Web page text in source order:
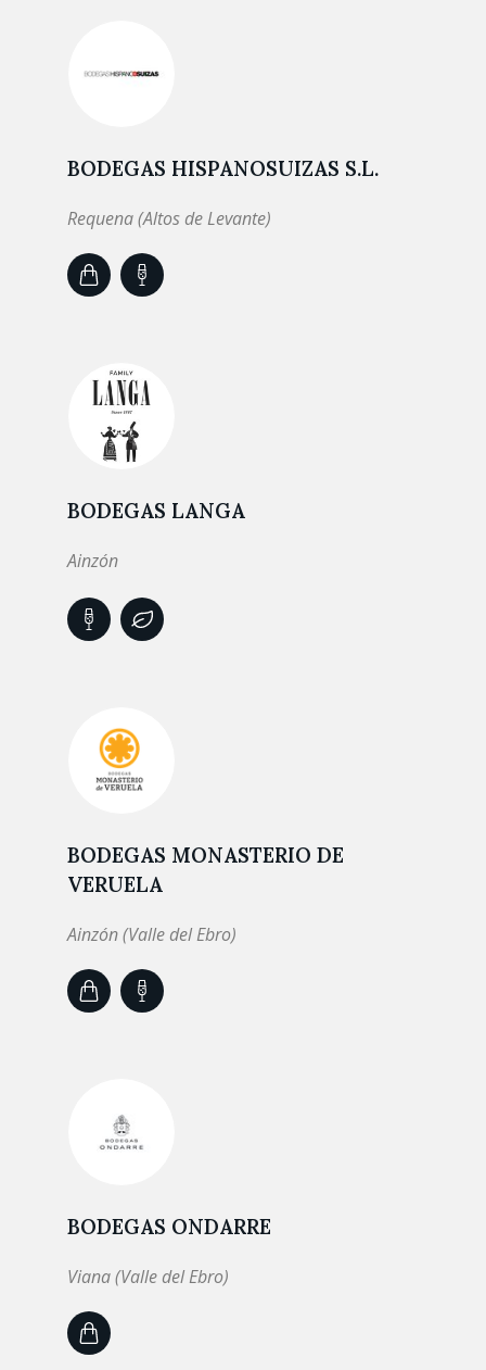
BODEGAS HISPANOSUIZAS S.L.
Requena (Altos de Levante)
BODEGAS LANGA
Ainzón
BODEGAS MONASTERIO DE
VERUELA
Ainzón (Valle del Ebro)
BODEGAS ONDARRE
Viana (Valle del Ebro)